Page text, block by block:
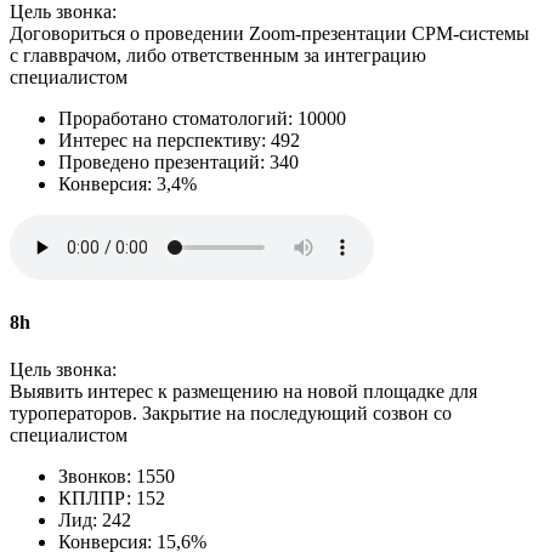
Цель звонка:
Договориться о проведении Zoom‑презентации СРМ-системы
с главврачом, либо ответственным за интеграцию
специалистом
Проработано стоматологий: 10000
Интерес на перспективу: 492
Проведено презентаций: 340
Конверсия: 3,4%
8h
Цель звонка:
Выявить интерес к размещению на новой площадке для
туроператоров. Закрытие на последующий созвон со
специалистом
Звонков: 1550
КПЛПР: 152
Лид: 242
Конверсия: 15,6%